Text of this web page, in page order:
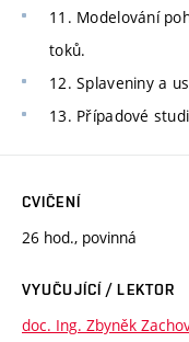
11. Modelování
toků.
12. Splaveniny a
13. Případové
CVIČENÍ
26 hod., povinná
VYUČUJÍCÍ / LEKTOR
doc. Ing. Zbyněk